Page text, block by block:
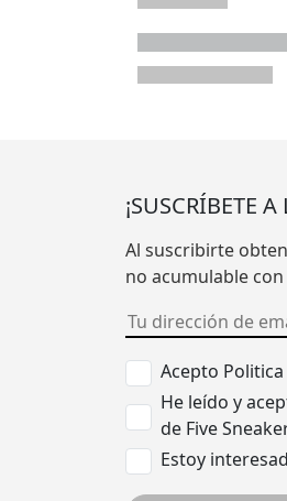
¡SUSCRÍBETE
Al suscribirte
no acumulable
Acepto Politica
He leído y
de Five
Estoy